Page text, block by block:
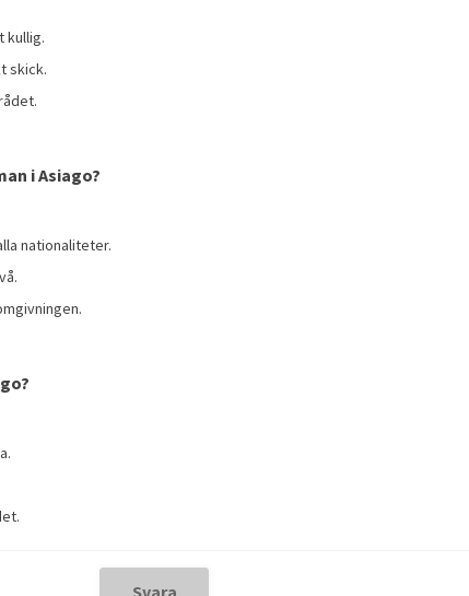
kullig.
skick.
i Asiago?
nationaliteter.